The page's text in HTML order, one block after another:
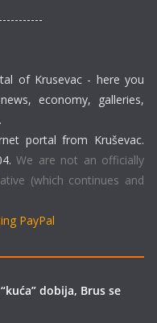
of Krusevac - here you
economy, galleries,
portal from Kruševac.
We are not an officially
(which continues and
PayPal
dobija, Brus se